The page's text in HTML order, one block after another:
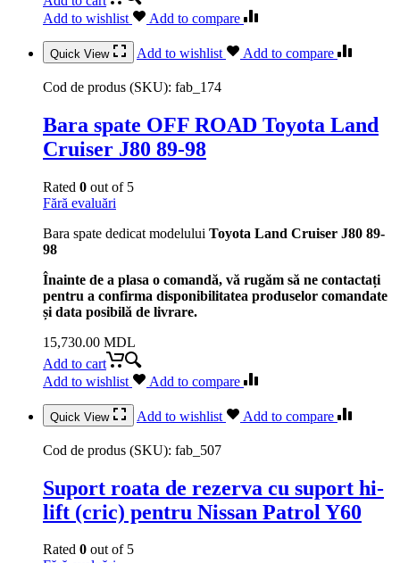
Add to wishlist
Add to compare
Quick View Add to wishlist Add to compare
Cod de produs (SKU): fab_174
Bara spate OFF ROAD Toyota Land
Cruiser J80 89-98
Rated 0 out of 5
Fără evaluări
Bara spate dedicat modelului Toyota Land Cruiser J80 89-
98
Înainte de a plasa o comandă, vă rugăm să ne contactați
pentru a confirma disponibilitatea produselor comandate
și data posibilă de livrare.
15,730.00 MDL
Add to cart
Add to wishlist
Add to compare
Quick View Add to wishlist Add to compare
Cod de produs (SKU): fab_507
Suport roata de rezerva cu suport hi-
lift (cric) pentru Nissan Patrol Y60
Rated 0 out of 5